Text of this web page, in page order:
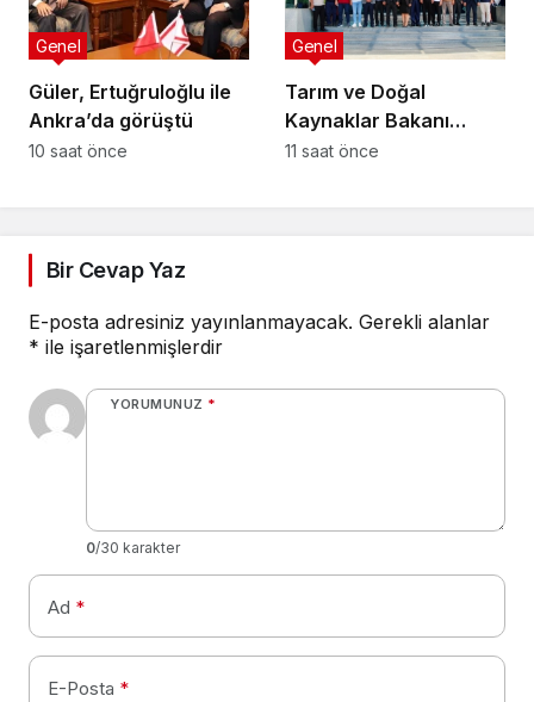
Güler, Ertuğruloğlu ile
Ankra’da görüştü
Genel
10 saat önce
Tarım ve Doğal
Kaynaklar Bakanı
Çavuş “Büyük Harup
Genel
11 saat önce
Bir Cevap Yaz
E-posta adresiniz yayınlanmayacak. Gerekli alanlar
* ile işaretlenmişlerdir
YORUMUNUZ *
0/30 karakter
Ad *
E-Posta *